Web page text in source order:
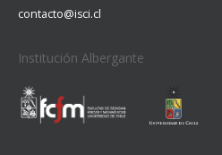
contacto@isci.cl
Institución Albergante